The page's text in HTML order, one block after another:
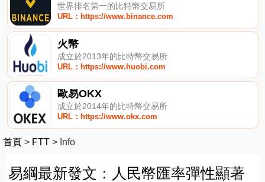
世界排名第一的比特幣交易所
URL：https://www.binance.com
火幣
成立於2013年的比特幣交易所
URL：https://www.huobi.com
歐易OKX
成立於2014年的比特幣交易所
URL：https://www.okx.com
首頁 > FTT > Info
易綱最新發文：人民幣匯率彈性顯著